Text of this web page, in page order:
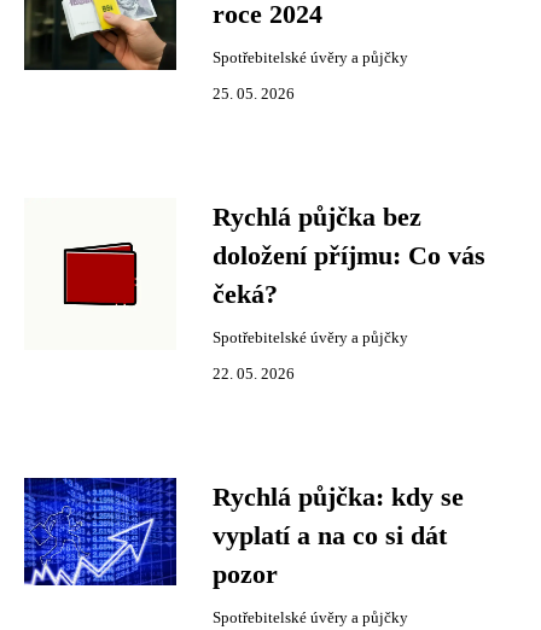
roce 2024
Spotřebitelské úvěry a půjčky
25. 05. 2026
Rychlá půjčka bez
doložení příjmu: Co vás
čeká?
Spotřebitelské úvěry a půjčky
22. 05. 2026
Rychlá půjčka: kdy se
vyplatí a na co si dát
pozor
Spotřebitelské úvěry a půjčky